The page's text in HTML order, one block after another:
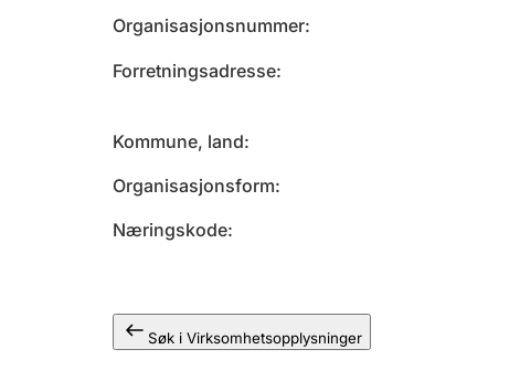
Organisasjonsnummer
Forretningsadresse
Kommune, land
Organisasjonsform
Næringskode
Søk i Virksomhetsopplysninger